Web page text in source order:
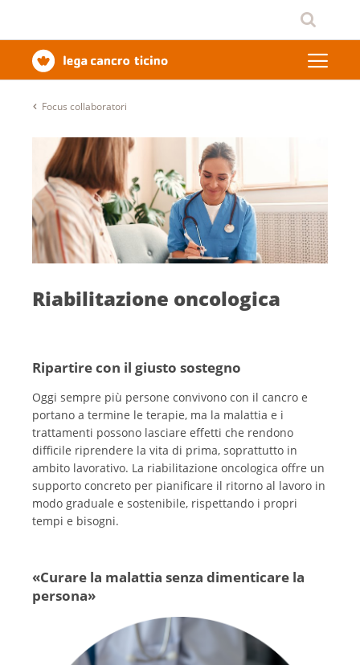
Focus collaboratori
Riabilitazione oncologica
Ripartire con il giusto sostegno
Oggi sempre più persone convivono con il cancro e
portano a termine le terapie, ma la malattia e i
trattamenti possono lasciare effetti che rendono
difficile riprendere la vita di prima, soprattutto in
ambito lavorativo. La riabilitazione oncologica offre un
supporto concreto per pianificare il ritorno al lavoro in
modo graduale e sostenibile, rispettando i propri
tempi e bisogni.
«Curare la malattia senza dimenticare la
persona»